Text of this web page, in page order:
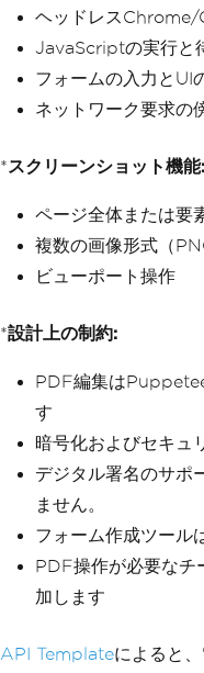
ヘッドレス
JavaScriptの実行と
フォームの入力とUI
ネットワーク要求の
*スクリーンショット機能:
ページ全体または要
複数の画像形式（
ビューポート操作
*設計上の制約:
PDF編集は
す
暗号化およびセキュ
デジタル署名のサポ
ません。
フォーム作成ツール
PDF操作が必要なチ
加します
API Templateによると